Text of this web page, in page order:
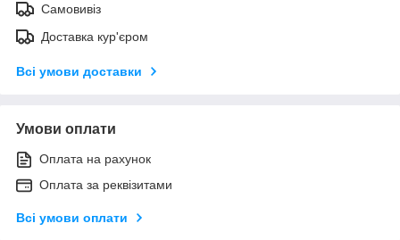
Самовивіз
Доставка кур'єром
Всі умови доставки
Умови оплати
Оплата на рахунок
Оплата за реквізитами
Всі умови оплати